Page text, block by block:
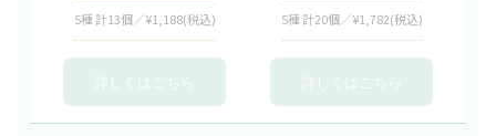
5種 計13個／¥1,188(税込) 5種 計20個／¥1,782(税込)
詳しくはこちら 詳しくはこちら